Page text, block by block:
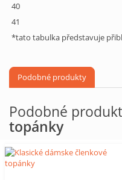
40
41
*tato tabulka představuje
Podobné produkty
Podobné
topánky